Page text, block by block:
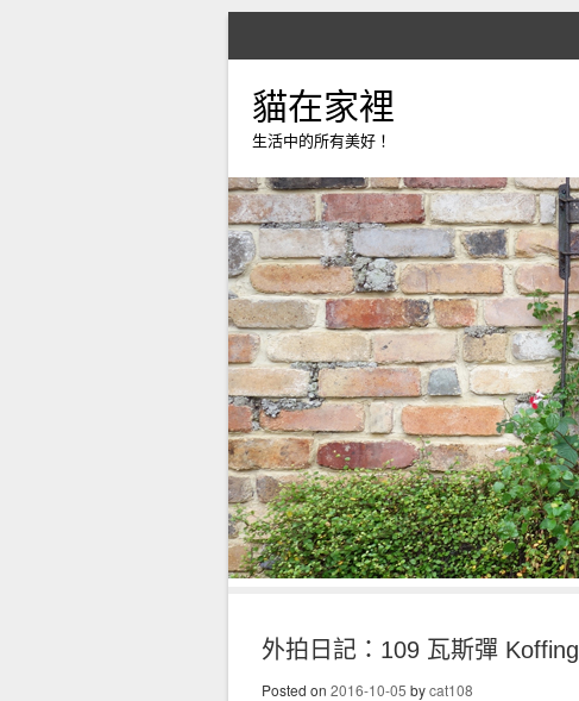
貓在家裡
生活中的所有美好！
外拍日記：109 瓦斯彈 Koffing
Posted on 2016-10-05 bycat108